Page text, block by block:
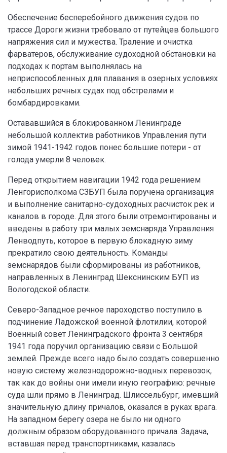
Обеспечение бесперебойного движения судов по
трассе Дороги жизни требовало от путейцев большого
напряжения сил и мужества. Траление и очистка
фарватеров, обслуживание судоходной обстановки на
подходах к портам выполнялась на
неприспособленных для плавания в озерных условиях
небольших речных судах под обстрелами и
бомбардировками.
Остававшийся в блокированном Ленинграде
небольшой коллектив работников Управления пути
зимой 1941-1942 годов понес большие потери - от
голода умерли 8 человек.
Перед открытием навигации 1942 года решением
Ленгорисполкома СЗБУП была поручена организация
и выполнение санитарно-судоходных расчисток рек и
каналов в городе. Для этого были отремонтированы и
введены в работу три малых земснаряда Управления
Ленводпуть, которое в первую блокадную зиму
прекратило свою деятельность. Команды
земснарядов были сформированы из работников,
направленных в Ленинград Шекснинским БУП из
Вологодской области.
Северо-Западное речное пароходство поступило в
подчинение Ладожской военной флотилии, которой
Военный совет Ленинградского фронта 3 сентября
1941 года поручил организацию связи с Большой
землей. Прежде всего надо было создать совершенно
новую систему железнодорожно-водных перевозок,
так как до войны они имели иную географию: речные
суда шли прямо в Ленинград. Шлиссельбург, имевший
значительную длину причалов, оказался в руках врага.
На западном берегу озера не было ни одного
должным образом оборудованного причала. Задача,
вставшая перед транспортниками, казалась